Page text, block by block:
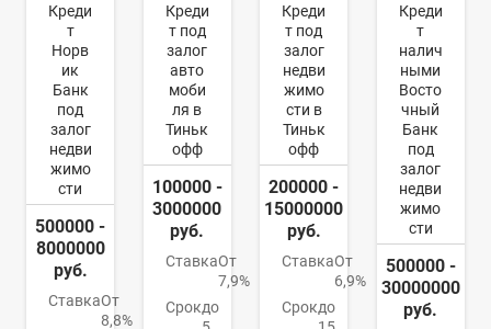
Креди
т
Норв
ик
Банк
под
залог
недви
жимо
сти
500000 -
8000000
руб.
СтавкаОт
8,8%
Креди
т под
залог
авто
моби
ля в
Тиньк
офф
100000 -
3000000
руб.
СтавкаОт
7,9%
Срокдо
Креди
т под
залог
недви
жимо
сти в
Тиньк
офф
200000 -
15000000
руб.
СтавкаОт
6,9%
Срокдо
Креди
т
налич
ными
Восто
чный
Банк
под
залог
недви
жимо
сти
500000 -
30000000
руб.